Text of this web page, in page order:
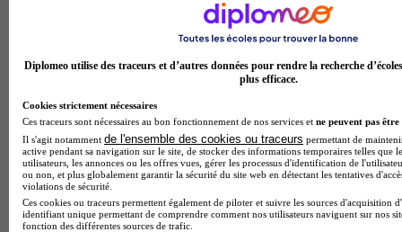
Note de 1 sur 5
Diplomeo utilise des traceurs et d’autres données pour rendre la recherche
plus efficace.
Cookies strictement nécessaires
Ces traceurs sont nécessaires au bon fonctionnement de nos services et ne peuvent pas être
Il s'agit notamment de l'ensemble des cookies ou traceurs permettant de
active pendant sa navigation sur le site, de stocker des informations temporaires telles que
utilisateurs, les annonces ou les offres vues, gérer les processus d'identification de
ou non, et plus globalement garantir la sécurité du site web en détectant les tentatives
violations de sécurité.
Ces cookies ou traceurs permettent également de piloter et suivre les sources d'acquisition
identifiant unique permettant de comprendre comment nos utilisateurs naviguent sur nos
fonction des différentes sources de trafic.